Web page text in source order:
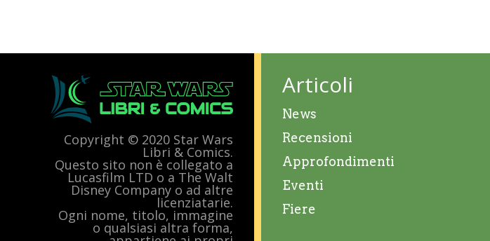
Copyright © 2020 Star Wars
Libri & Comics.
Questo sito non è collegato a
Lucasfilm LTD o a The Walt
Disney Company o ad altre
licenziatarie.
Ogni nome, titolo, immagine
o qualsiasi altra forma,
Articoli
News
Recensioni
Approfondimenti
Eventi
Fiere